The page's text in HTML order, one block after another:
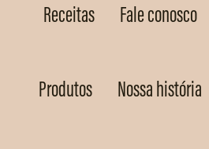
Receitas Fale conosco
Produtos Nossa história